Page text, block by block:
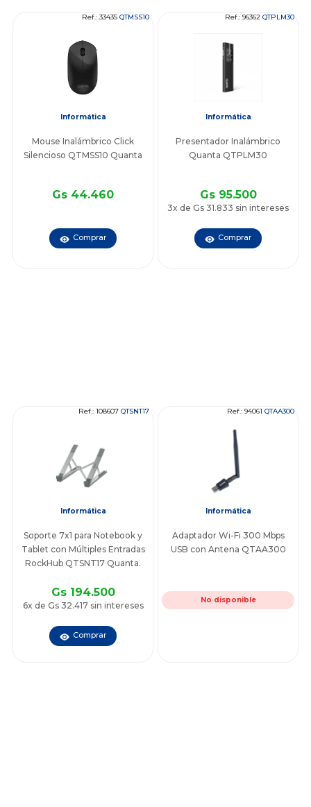
Ref.: 33435 QTMSS10
Informática
Mouse Inalámbrico Click
Silencioso QTMSS10 Quanta
Gs 44.460
Comprar
Ref.: 96362 QTPLM30
Informática
Presentador Inalámbrico
Quanta QTPLM30
Gs 95.500
3x de Gs 31.833 sin intereses
Comprar
Ref.: 108607 QTSNT17
Informática
Soporte 7x1 para Notebook y
Tablet con Múltiples Entradas
RockHub QTSNT17 Quanta.
Gs 194.500
6x de Gs 32.417 sin intereses
Comprar
Ref.: 94061 QTAA300
Informática
Adaptador Wi-Fi 300 Mbps
USB con Antena QTAA300
No disponible